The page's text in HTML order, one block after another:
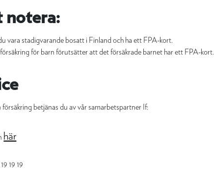
vara stadigvarande bosatt i Finland och ha ett FPA-kort.
för barn förutsätter att det försäkrade barnet har ett FPA-kort.
betjänas du av vår samarbetspartner If:
här
19 19